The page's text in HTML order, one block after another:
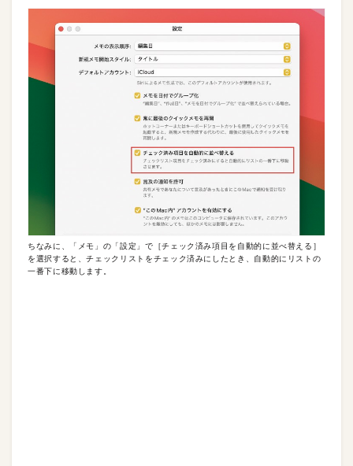
ちなみに、「メモ」の「設定」で［チェック済み項目を自動的に並べ替える］
を選択すると、チェックリストをチェック済みにしたとき、自動的にリストの
一番下に移動します。